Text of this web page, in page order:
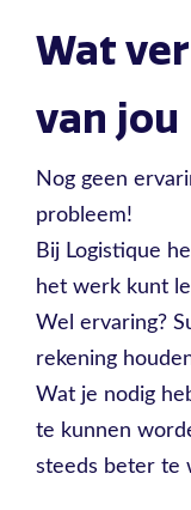
Wat
van jou
Nog geen
probleem!
Bij Logistique
het werk kunt
Wel ervaring?
rekening
Wat je nodig
te kunnen
steeds beter te